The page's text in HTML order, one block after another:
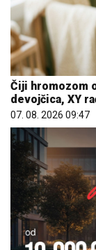
Čiji hromozom
devojčica, XY
07. 08. 2026 09:47